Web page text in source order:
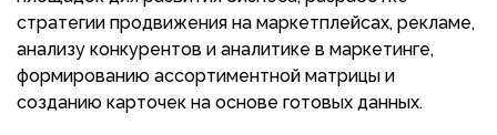
стратегии продвижения на маркетплейсах, рекламе,
анализу конкурентов и аналитике в маркетинге,
формированию ассортиментной матрицы и
созданию карточек на основе готовых данных.